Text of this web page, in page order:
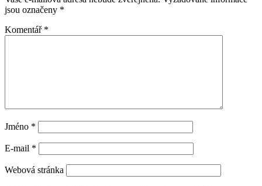
jsou označeny *
Komentář *
Jméno *
E-mail *
Webová stránka